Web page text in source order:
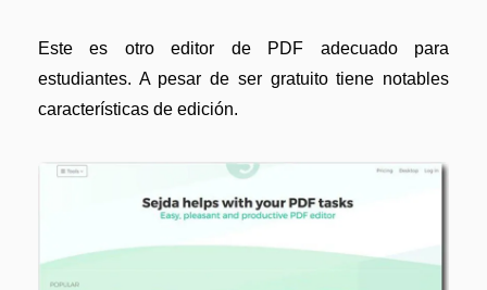
Este es otro editor de PDF adecuado para
estudiantes. A pesar de ser gratuito tiene notables
características de edición.